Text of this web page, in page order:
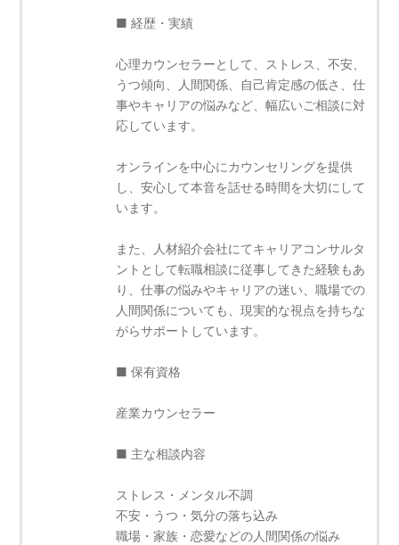
■ 経歴・実績
心理カウンセラーとして、ストレス、不安、
うつ傾向、人間関係、自己肯定感の低さ、仕
事やキャリアの悩みなど、幅広いご相談に対
応しています。
オンラインを中心にカウンセリングを提供
し、安心して本音を話せる時間を大切にして
います。
また、人材紹介会社にてキャリアコンサルタ
ントとして転職相談に従事してきた経験もあ
り、仕事の悩みやキャリアの迷い、職場での
人間関係についても、現実的な視点を持ちな
がらサポートしています。
■ 保有資格
産業カウンセラー
■ 主な相談内容
ストレス・メンタル不調
不安・うつ・気分の落ち込み
職場・家族・恋愛などの人間関係の悩み